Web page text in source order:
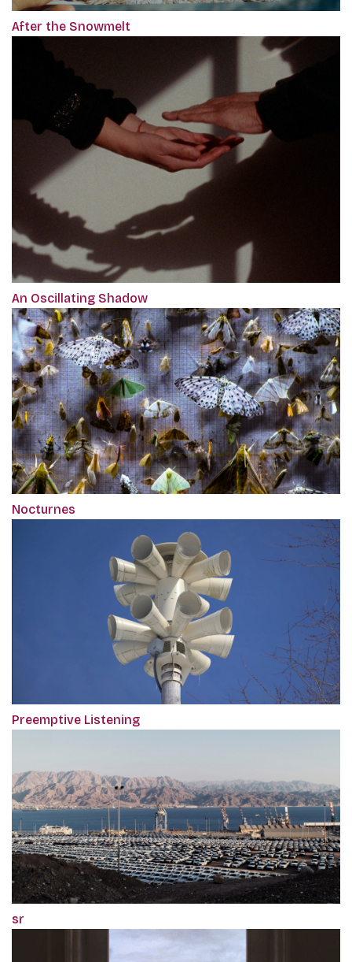
After the Snowmelt
An Oscillating Shadow
Nocturnes
Preemptive Listening
sr